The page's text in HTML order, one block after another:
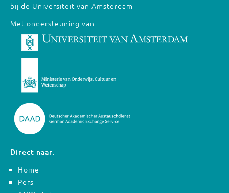
bij de Universiteit van Amsterdam
Met ondersteuning van
Direct naar:
Home
Pers